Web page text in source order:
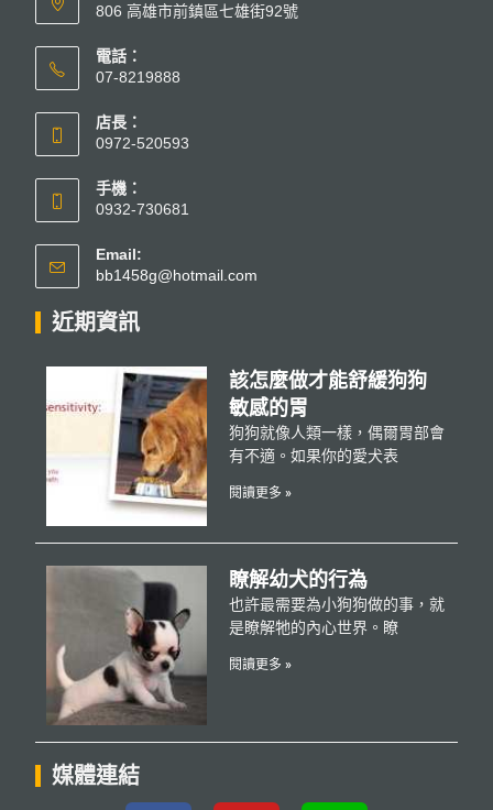
806 高雄市前鎮區七雄街92號
電話：
07-8219888
店長：
0972-520593
手機：
0932-730681
Email:
bb1458g@hotmail.com
近期資訊
該怎麼做才能舒緩狗狗
敏感的胃
狗狗就像人類一樣，偶爾胃部會
有不適。如果你的愛犬表
閱讀更多 »
瞭解幼犬的行為
也許最需要為小狗狗做的事，就
是瞭解牠的內心世界。瞭
閱讀更多 »
媒體連結